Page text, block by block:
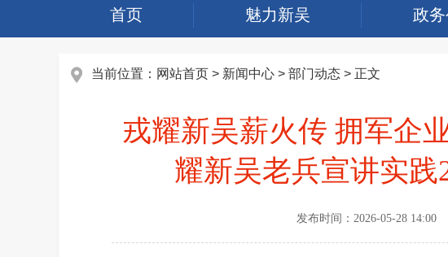
首页 魅力新吴 政
当前位置： 网站首页 > 新闻中心 > 部门动态 > 正文
戎耀新吴薪火传 拥军企
耀新吴老兵宣讲实践
发布时间： 2026-05-28 14:00